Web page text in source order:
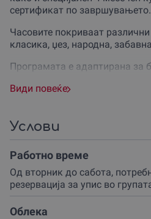
сертификат по завршувањето.
Часовите покриваат
класика, џез, народна,
Програмата е адаптирана за
по краток период на учење.
бонбони за освежување.
научат да свират на гитара,
претходно музичко знаење.
Часовите се одржуваат од
септември до јули, со по 4
Види повеќе
Услови
Работно време
Од вторник до сабота,
резервациjа за упис во
Облека